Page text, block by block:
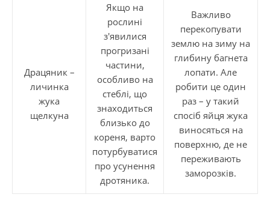
Драцяник –
личинка
жука
щелкуна
Якщо на
рослині
з'явилися
прогризані
частини,
особливо на
стеблі, що
знаходиться
близько до
кореня, варто
потурбуватися
про усунення
дротяника.
Важливо
перекопувати
землю на зиму на
глибину багнета
лопати. Але
робити це один
раз – у такий
спосіб яйця жука
виносяться на
поверхню, де не
переживають
заморозків.